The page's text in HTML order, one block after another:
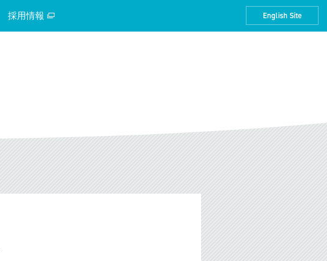
採用情報 English Site